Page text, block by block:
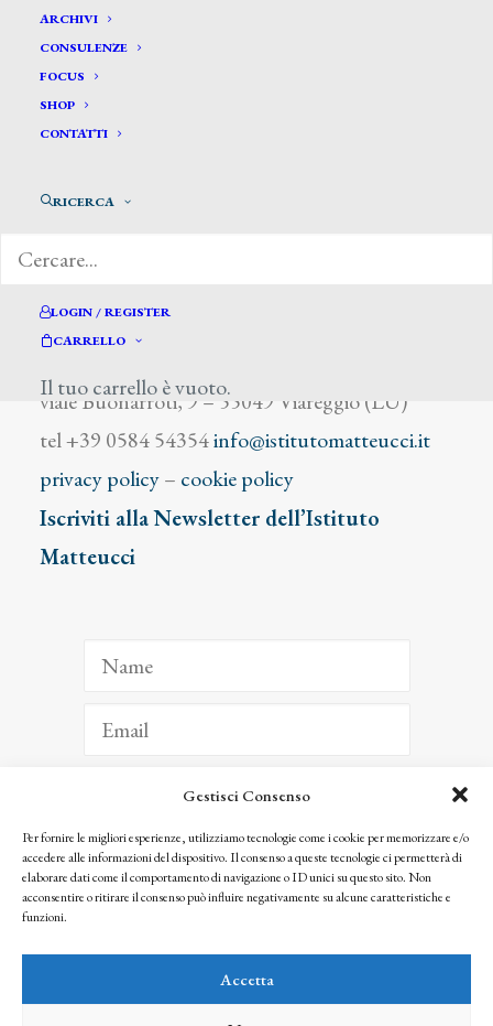
Gestisci Consenso
Per fornire le migliori esperienze, utilizziamo tecnologie come i cookie per memorizzare e/o
accedere alle informazioni del dispositivo. Il consenso a queste tecnologie ci permetterà di
elaborare dati come il comportamento di navigazione o ID unici su questo sito. Non
acconsentire o ritirare il consenso può influire negativamente su alcune caratteristiche e
funzioni.
Accetta
ARCHIVI
CONSULENZE
FOCUS
SHOP
CONTATTI
RICERCA
LOGIN / REGISTER
CARRELLO
Il tuo carrello è vuoto.
Tapiri Josè
viale Buonarroti, 9 – 55049 Viareggio (LU)
tel +39 0584 54354info@istitutomatteucci.it
privacy policy– cookie policy
Iscriviti alla Newsletter dell’Istituto
Matteucci
ISCRIVITI
Facendo clic per iscriverti, riconosci che le tue informazioni saranno trattate
seguendo la nostra Privacy Policy
© 2025 Istituto Matteucci. All right reserved
l’autorizzazione scritta dei proprietari dei diritti e dell’Istituto Matteucci